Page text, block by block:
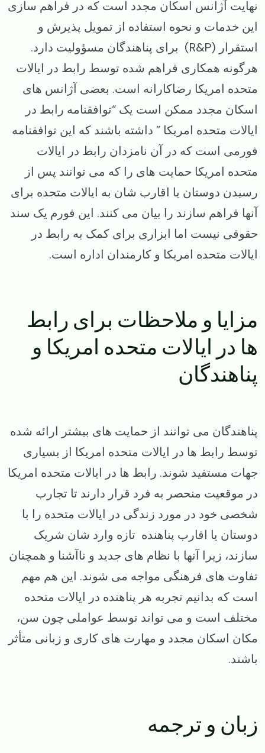
نهایت آژانس اسکان مجدد است که در فراهم سازی
این خدمات و نحوه استفاده از تمویل پذیرش و
استقرار (R&P) برای پناهندگان مسؤولیت دارد.
هرگونه همکاری فراهم شده توسط رابط در ایالات
متحده امریکا رضاکارانه است. بعضی آژانس های
اسکان مجدد ممکن است یک “توافقنامه رابط در
ایالات متحده امریکا ” داشته باشند که این توافقنامه
فورمی است که در آن نامزدان رابط در ایالات
متحده امریکا حمایت های را که می توانند پس از
رسیدن دوستان یا اقارب شان به ایالات متحده برای
آنها فراهم سازند را بیان می کنند. این فورم یک سند
حقوقی نیست اما ابزاری برای کمک به رابط در
ایالات متحده امریکا و کارمندان اداره است.
مزایا و ملاحظات برای رابط
ها در ایالات متحده امریکا و
پناهندگان
پناهندگان می توانند از حمایت های بیشتر ارائه شده
توسط رابط ها در ایالات متحده امریکا از بسیاری
جهات مستفید شوند. رابط ها در ایالات متحده امریکا
در موقعیت منحصر به فرد قرار دارند تا تجارب
شخصی خود در مورد زندگی در ایالات متحده را با
دوستان یا اقارب پناهنده تازه وارد شان شریک
سازند، زیرا آنها با نظام های جدید و ناآشنا و همچنان
تفاوت های فرهنگی مواجه می شوند. این هم مهم
است که بدانیم تجربه هر پناهنده در ایالات متحده
مختلف است و می تواند توسط عواملی چون سن،
مکان اسکان مجدد و مهارت های کاری و زبانی متأثر
باشند.
زبان و ترجمه